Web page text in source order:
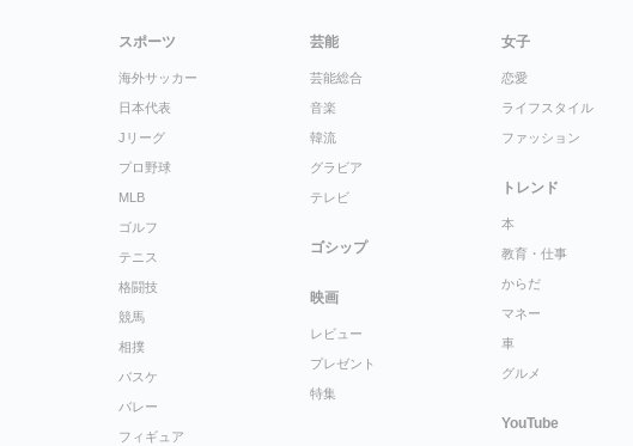
スポーツ
海外サッカー
日本代表
Jリーグ
プロ野球
MLB
ゴルフ
テニス
格闘技
競馬
相撲
バスケ
バレー
フィギュア
芸能
芸能総合
音楽
韓流
グラビア
テレビ
ゴシップ
映画
レビュー
プレゼント
特集
女子
恋愛
ライフスタイル
ファッション
トレンド
本
教育・仕事
からだ
マネー
車
グルメ
YouTube